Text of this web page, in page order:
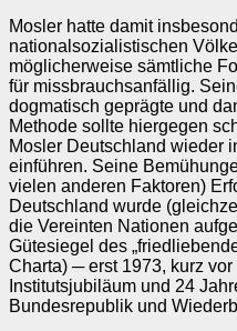
Mosler hatte damit
nationalsozialistischen
möglicherweise sämtliche
für missbrauchsanfällig.
dogmatisch geprägte und
Methode sollte hiergegen
Mosler Deutschland wieder
einführen. Seine
vielen anderen Faktoren)
Deutschland wurde
die Vereinten Nationen
Gütesiegel des
Charta) ─ erst 1973, kurz
Institutsjubiläum und 24
Bundesrepublik und